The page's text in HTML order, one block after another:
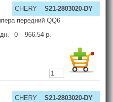
CHERY
S21-2803020-DY
передний QQ6
дн. 0 966.54 р.
CHERY
S21-2803020-DY